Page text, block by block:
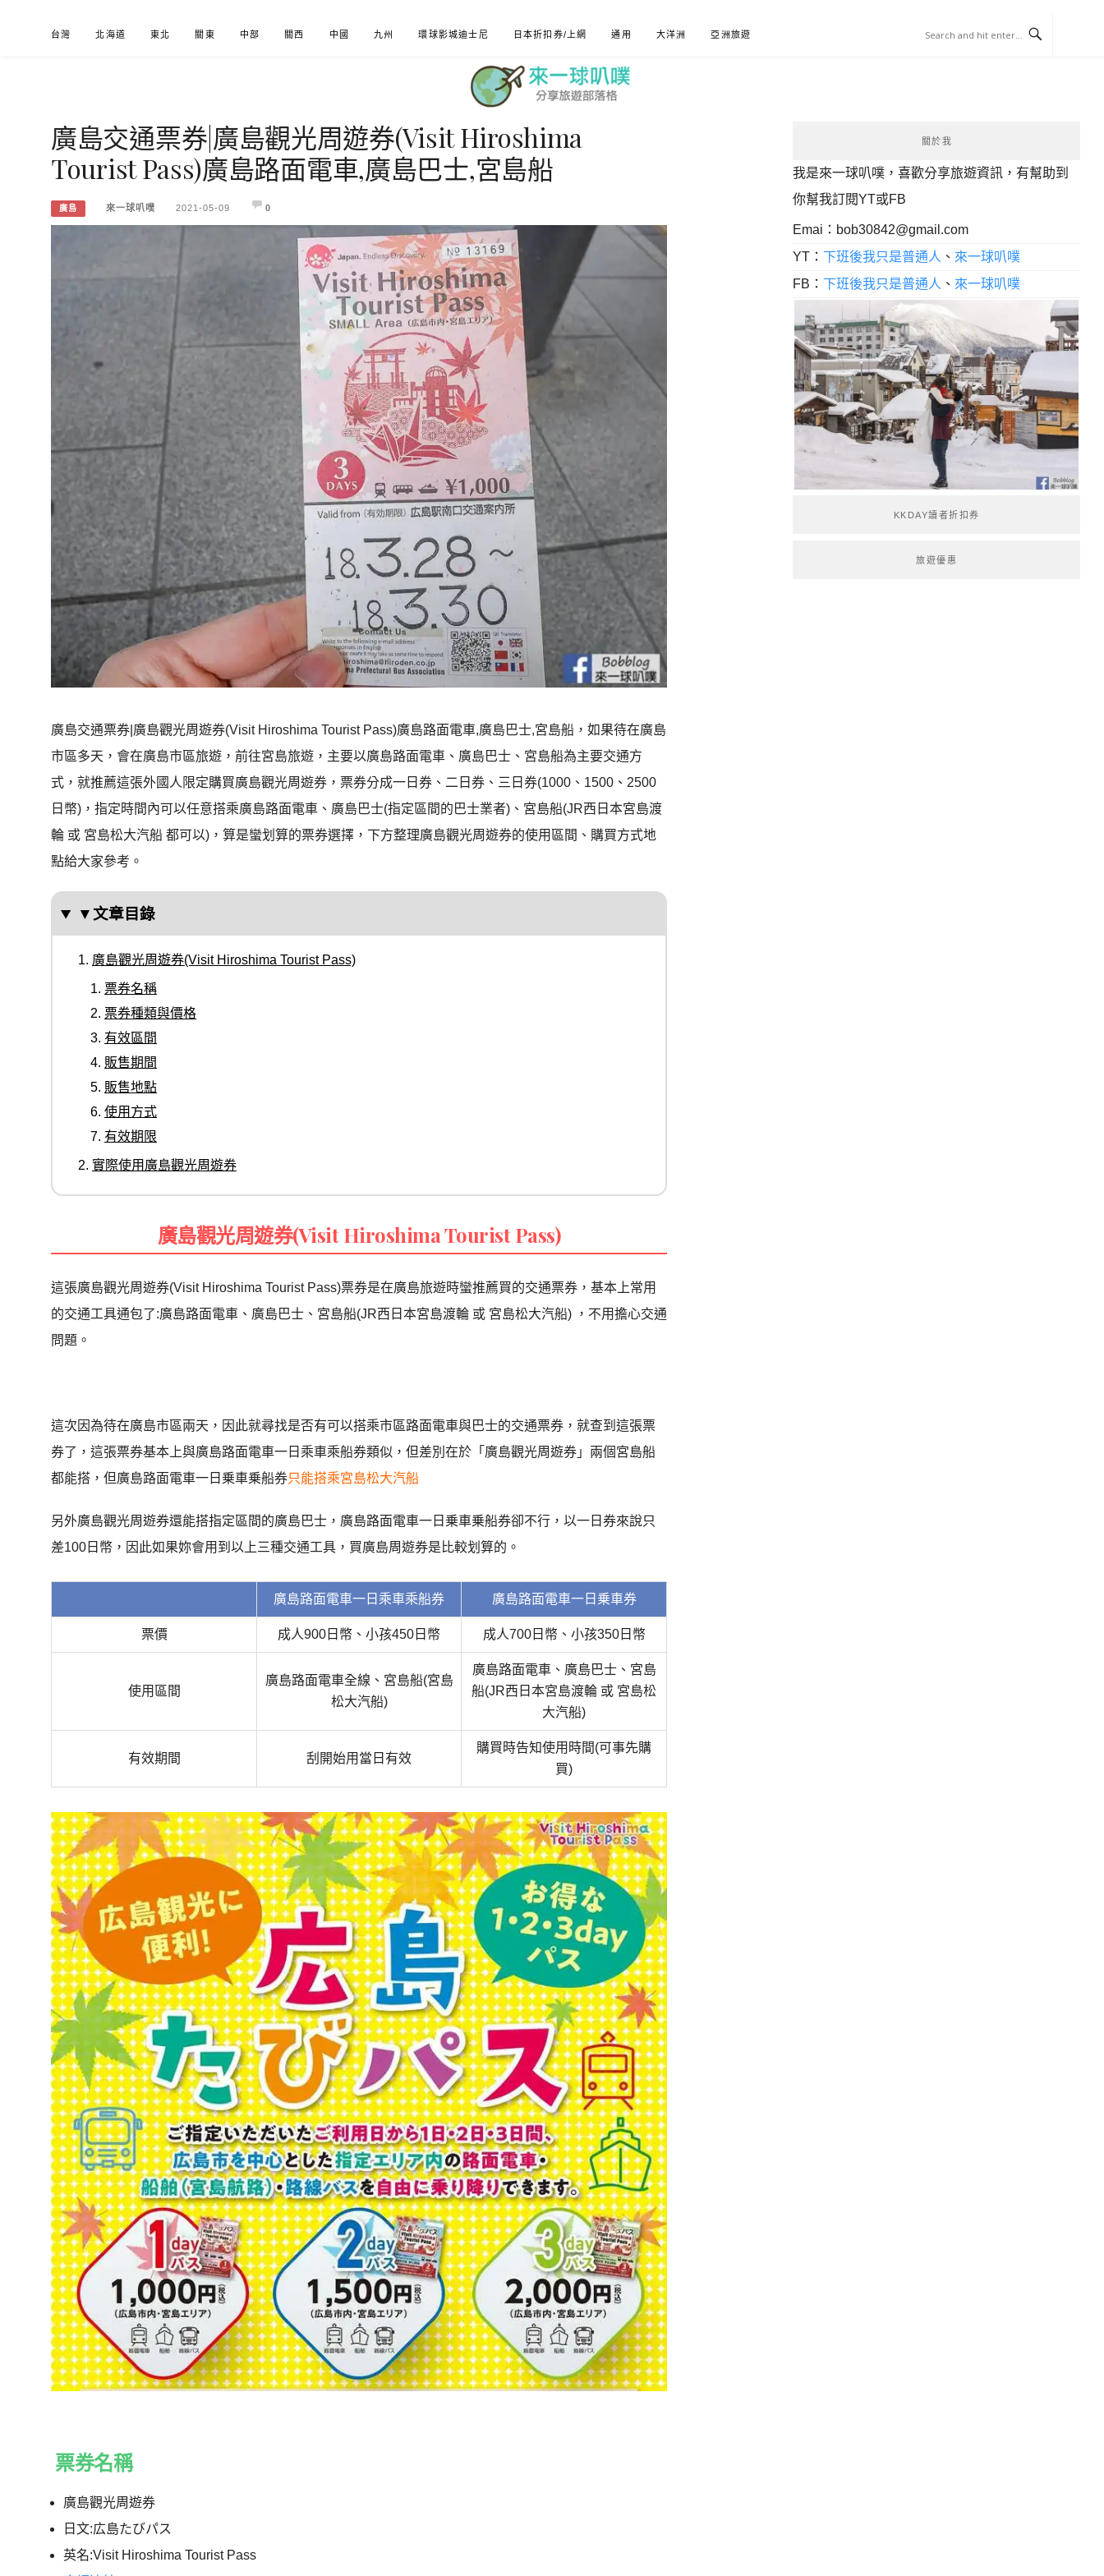
台灣 北海道 東北 關東 中部 關西 中國 九州 環球影城迪士尼 日本折扣券/上網 通用 大洋洲 亞洲旅遊
來一球叭噗
分享日本自助部落格
廣島交通票券|廣島觀光周遊券(Visit Hiroshima
Tourist Pass)廣島路面電車,廣島巴士,宮島船
廣島 來一球叭噗 2021-05-09 0
廣島交通票券|廣島觀光周遊券(Visit Hiroshima Tourist Pass)廣島路面電車,廣島巴士,宮島船，如果待在廣島
市區多天，會在廣島市區旅遊，前往宮島旅遊，主要以廣島路面電車、廣島巴士、宮島船為主要交通方
式，就推薦這張外國人限定購買廣島觀光周遊券，票券分成一日券、二日券、三日券(1000、1500、2500
日幣)，指定時間內可以任意搭乘廣島路面電車、廣島巴士(指定區間的巴士業者)、宮島船(JR西日本宮島渡
輪 或 宮島松大汽船 都可以)，算是蠻划算的票券選擇，下方整理廣島觀光周遊券的使用區間、購買方式地
點給大家參考。
▼文章目錄
廣島觀光周遊券(Visit Hiroshima Tourist Pass)
票券名稱
票券種類與價格
有效區間
販售期間
販售地點
使用方式
有效期限
實際使用廣島觀光周遊券
廣島觀光周遊券(Visit Hiroshima Tourist Pass)
這張廣島觀光周遊券(Visit Hiroshima Tourist Pass)票券是在廣島旅遊時蠻推薦買的交通票券，基本上常用
的交通工具通包了:廣島路面電車、廣島巴士、宮島船(JR西日本宮島渡輪 或 宮島松大汽船) ，不用擔心交通
問題。
這次因為待在廣島市區兩天，因此就尋找是否有可以搭乘市區路面電車與巴士的交通票券，就查到這張票
券了，這張票券基本上與廣島路面電車一日乘車乘船券類似，但差別在於「廣島觀光周遊券」兩個宮島船
都能搭，但廣島路面電車一日乗車乗船券只能搭乘宮島松大汽船
另外廣島觀光周遊券還能搭指定區間的廣島巴士，廣島路面電車一日乗車乗船券卻不行，以一日券來說只
差100日幣，因此如果妳會用到以上三種交通工具，買廣島周遊券是比較划算的。
廣島路面電車一日乘車乘船券 廣島路面電車一日乗車券
票價 成人900日幣、小孩450日幣 成人700日幣、小孩350日幣
使用區間
廣島路面電車全線、宮島船(宮島
松大汽船)
廣島路面電車、廣島巴士、宮島
船(JR西日本宮島渡輪 或 宮島松
大汽船)
有效期間 刮開始用當日有效
購買時告知使用時間(可事先購
買)
票券名稱
廣島觀光周遊券
日文:広島たびパス
英名:Visit Hiroshima Tourist Pass
關於我
我是來一球叭噗，喜歡分享旅遊資訊，有幫助到
你幫我訂閱YT或FB
Emai： bob30842@gmail.com
YT：下班後我只是普通人 、 來一球叭噗
FB：下班後我只是普通人 、 來一球叭噗
KKDAY讀者折扣券
旅遊優惠